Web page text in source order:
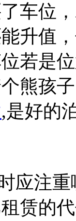
车位
升值
若是
熊孩
,是好的
应注
赁的